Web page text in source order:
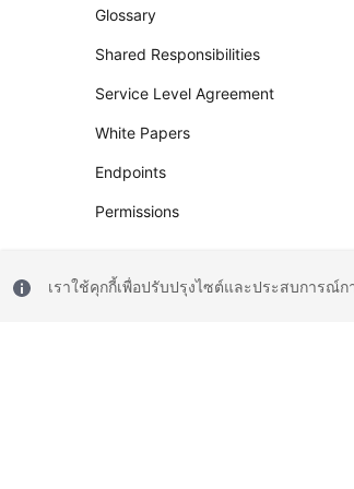
Glossary
Shared Responsibilities
Service Level Agreement
White Papers
Endpoints
Permissions
เราใช้คุกกี้เพื่อปรับปรุงไซต์และประสบการณ์